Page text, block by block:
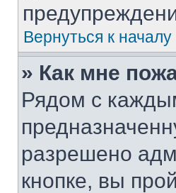
Вернуться к началу
» Как мне
Рядом с
разрешено
кнопке, вы